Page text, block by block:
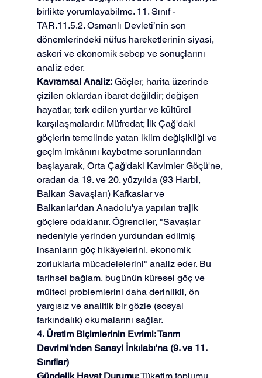
birlikte yorumlayabilme. 11. Sınıf -
TAR.11.5.2. Osmanlı Devleti’nin son
dönemlerindeki nüfus hareketlerinin siyasi,
askerî ve ekonomik sebep ve sonuçlarını
analiz eder.
Kavramsal Analiz: Göçler, harita üzerinde
çizilen oklardan ibaret değildir; değişen
hayatlar, terk edilen yurtlar ve kültürel
karşılaşmalardır. Müfredat; İlk Çağ'daki
göçlerin temelinde yatan iklim değişikliği ve
geçim imkânını kaybetme sorunlarından
başlayarak, Orta Çağ'daki Kavimler Göçü'ne,
oradan da 19. ve 20. yüzyılda (93 Harbi,
Balkan Savaşları) Kafkaslar ve
Balkanlar'dan Anadolu'ya yapılan trajik
göçlere odaklanır. Öğrenciler, "Savaşlar
nedeniyle yerinden yurdundan edilmiş
insanların göç hikâyelerini, ekonomik
zorluklarla mücadelelerini" analiz eder. Bu
tarihsel bağlam, bugünün küresel göç ve
mülteci problemlerini daha derinlikli, ön
yargısız ve analitik bir gözle (sosyal
farkındalık) okumalarını sağlar.
4. Üretim Biçimlerinin Evrimi: Tarım
Devrimi'nden Sanayi İnkılabı'na (9. ve 11.
Sınıflar)